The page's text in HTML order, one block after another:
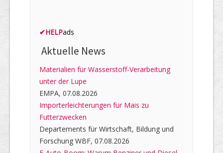
✔HELPads
Aktuelle News
Materialien für Wasserstoff-Verarbeitung
unter der Lupe
EMPA, 07.08.2026
Importerleichterungen für Mais zu
Futterzwecken
Departements für Wirtschaft, Bildung und
Forschung WBF, 07.08.2026